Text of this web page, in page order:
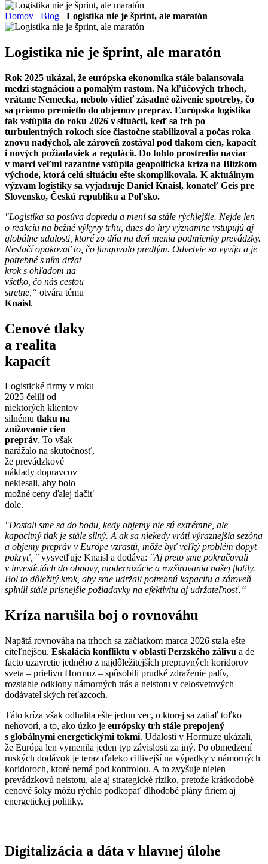
Domov Blog Logistika nie je šprint, ale maratón
Logistika nie je šprint, ale maratón
Rok 2025 ukázal, že európska ekonomika stále balansovala
medzi stagnáciou a pomalým rastom. Na kľúčových trhoch,
vrátane Nemecka, nebolo vidieť zásadné oživenie spotreby, čo
sa priamo premietlo do objemov prepráv. Európska logistika
tak vstúpila do roku 2026 v situácii, keď sa trh po
turbulentných rokoch síce čiastočne stabilizoval a počas roka
znovu nadýchol, ale zároveň zostával pod tlakom cien, kapacít
i nových požiadaviek a regulácií. Do tohto prostredia naviac
v marci veľmi razantne vstúpila geopolitická kríza na Blízkom
východe, ktorá celú situáciu ešte skomplikovala. K aktuálnym
výzvam logistiky sa vyjadruje Daniel Knaisl, konateľ Geis pre
Slovensko, Českú republiku a Poľsko.
"Logistika sa posúva dopredu a mení sa stále rýchlejšie. Nejde len
o reakciu na bežné výkyvy trhu, dnes do hry významne vstupujú aj
globálne udalosti, ktoré zo dňa na deň menia podmienky prevádzky.
Nestačí opakovať to, čo fungovalo predtým. Odvetvie sa vyvíja a je
potrebné s ním držať
krok s ohľadom na
všetko, čo nás cestou
stretne,“ otvára tému
Knaisl.
Cenové tlaky
a realita
kapacít
Logistické firmy v roku
2025 čelili od
niektorých klientov
silnému tlaku na
znižovanie cien
prepráv. To však
narážalo na skutočnosť,
že prevádzkové
náklady dopravcov
neklesali, aby bolo
možné ceny ďalej tlačiť
dole.
"Dostali sme sa do bodu, kedy objemy nie sú extrémne, ale
kapacitný tlak je stále silný. A ak sa niekedy vráti výraznejšia sezóna
a objemy prepráv v Európe vzrastú, môže byť veľký problém dopyt
pokryť, " vysvetľuje Knaisl a dodáva: "Aj preto sme pokračovali
v investíciách do obnovy, modernizácie a rozširovania našej flotily.
Bol to dôležitý krok, aby sme udržali potrebnú kapacitu a zároveň
splnili stále prísnejšie požiadavky na efektivitu aj udržateľnosť.“
Kríza narušila boj o rovnováhu
Napätá rovnováha na trhoch sa začiatkom marca 2026 stala ešte
citeľnejšou. Eskalácia konfliktu v oblasti Perzského zálivu a de
facto uzavretie jedného z najdôležitejších prepravných koridorov
sveta – prielivu Hormuz – spôsobili prudké zdraženie palív,
rozsiahle odklony námorných trás a neistotu v celosvetových
dodávateľských reťazcoch.
Táto kríza však odhalila ešte jednu vec, o ktorej sa zatiaľ toľko
nehovorí, a to, ako úzko je európsky trh stále prepojený
s globálnymi energetickými tokmi. Udalosti v Hormuze ukázali,
že Európa len vymenila jeden typ závislosti za iný. Po obmedzení
ruských dodávok je teraz ďaleko citlivejší na výpadky v námorných
koridoroch, ktoré nemá pod kontrolou. A to zvyšuje nielen
prevádzkovú neistotu, ale aj strategické riziko, pretože krátkodobé
cenové šoky môžu rýchlo podkopať dlhodobé plány firiem aj
energetickej politiky.
Digitalizácia a dáta v hlavnej úlohe